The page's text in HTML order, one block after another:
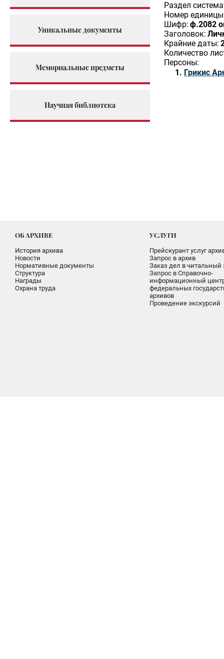
Уникальные документы
Мемориальные предметы
Научная библиотека
Раздел
Номер единицы
Шифр: ф.2082
Заголовок:
Крайние даты:
Количество
Персоны:
Грикис
ОБ АРХИВЕ
История архива
Новости
Нормативные документы
Структура
Награды
Охрана труда
УСЛУГИ
Прейскурант услуг
Запрос в архив
Заказ дел в читальный
Запрос в Справочно-
информационный
федеральных
архивов
Проведение экскурсий